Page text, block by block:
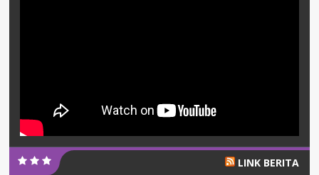
LINK BERITA